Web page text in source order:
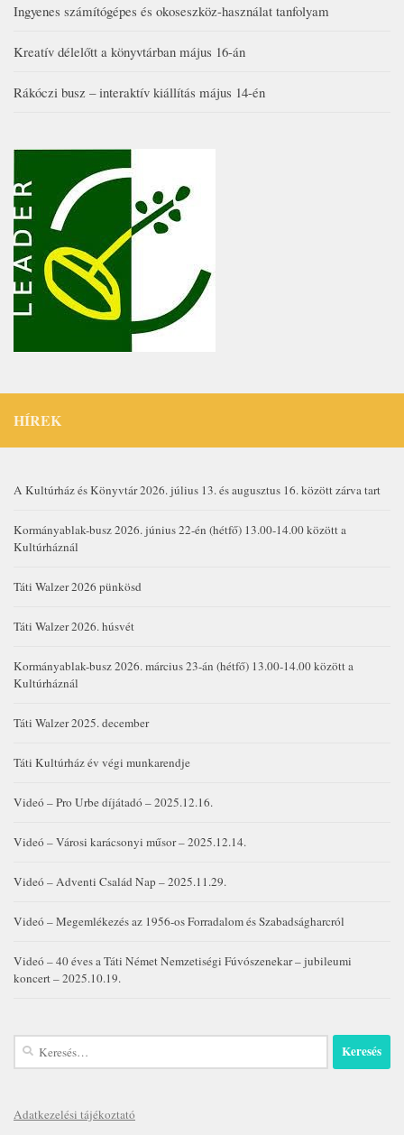
Ingyenes számítógépes és okoseszköz-használat tanfolyam
Kreatív délelőtt a könyvtárban május 16-án
Rákóczi busz – interaktív kiállítás május 14-én
HÍREK
A Kultúrház és Könyvtár 2026. július 13. és augusztus 16. között zárva tart
Kormányablak-busz 2026. június 22-én (hétfő) 13.00-14.00 között a
Kultúrháznál
Táti Walzer 2026 pünkösd
Táti Walzer 2026. húsvét
Kormányablak-busz 2026. március 23-án (hétfő) 13.00-14.00 között a
Kultúrháznál
Táti Walzer 2025. december
Táti Kultúrház év végi munkarendje
Videó – Pro Urbe díjátadó – 2025.12.16.
Videó – Városi karácsonyi műsor – 2025.12.14.
Videó – Adventi Család Nap – 2025.11.29.
Videó – Megemlékezés az 1956-os Forradalom és Szabadságharcról
Videó – 40 éves a Táti Német Nemzetiségi Fúvószenekar – jubileumi
koncert – 2025.10.19.
Keresés:
Adatkezelési tájékoztató